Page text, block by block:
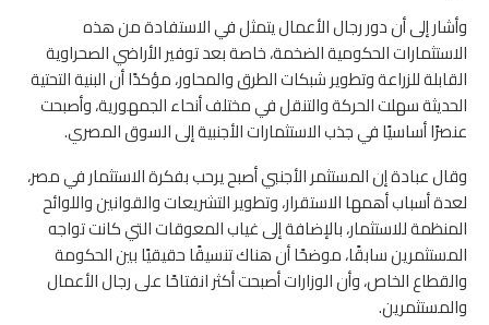
وأشار إلى أن دور رجال الأعمال يتمثل في الاستفادة من هذه
الاستثمارات الحكومية الضخمة، خاصة بعد توفير الأراضي الصحراوية
القابلة للزراعة وتطوير شبكات الطرق والمحاور، مؤكدًا أن البنية التحتية
الحديثة سهلت الحركة والتنقل في مختلف أنحاء الجمهورية، وأصبحت
عنصرًا أساسيًا في جذب الاستثمارات الأجنبية إلى السوق المصري.
وقال عبادة إن المستثمر الأجنبي أصبح يرحب بفكرة الاستثمار في مصر،
لعدة أسباب أهمها الاستقرار، وتطوير التشريعات والقوانين واللوائح
المنظمة للاستثمار، بالإضافة إلى غياب المعوقات التي كانت تواجه
المستثمرين سابقًا، موضحًا أن هناك تنسيقًا حقيقيًا بين الحكومة
والقطاع الخاص، وأن الوزارات أصبحت أكثر انفتاحًا على رجال الأعمال
والمستثمرين.